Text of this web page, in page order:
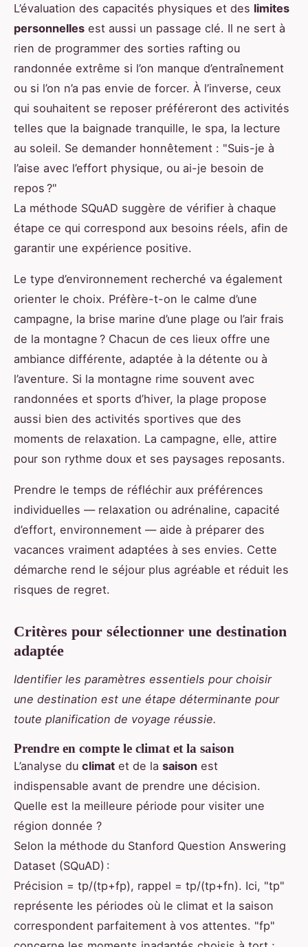
L’évaluation des capacités physiques et des limites
personnelles est aussi un passage clé. Il ne sert à
rien de programmer des sorties rafting ou
randonnée extrême si l’on manque d’entraînement
ou si l’on n’a pas envie de forcer. À l’inverse, ceux
qui souhaitent se reposer préféreront des activités
telles que la baignade tranquille, le spa, la lecture
au soleil. Se demander honnêtement : "Suis-je à
l’aise avec l’effort physique, ou ai-je besoin de
repos ?"
La méthode SQuAD suggère de vérifier à chaque
étape ce qui correspond aux besoins réels, afin de
garantir une expérience positive.
Le type d’environnement recherché va également
orienter le choix. Préfère-t-on le calme d’une
campagne, la brise marine d’une plage ou l’air frais
de la montagne ? Chacun de ces lieux offre une
ambiance différente, adaptée à la détente ou à
l’aventure. Si la montagne rime souvent avec
randonnées et sports d’hiver, la plage propose
aussi bien des activités sportives que des
moments de relaxation. La campagne, elle, attire
pour son rythme doux et ses paysages reposants.
Prendre le temps de réfléchir aux préférences
individuelles — relaxation ou adrénaline, capacité
d’effort, environnement — aide à préparer des
vacances vraiment adaptées à ses envies. Cette
démarche rend le séjour plus agréable et réduit les
risques de regret.
Critères pour sélectionner une destination
adaptée
Identifier les paramètres essentiels pour choisir
une destination est une étape déterminante pour
toute planification de voyage réussie.
Prendre en compte le climat et la saison
L’analyse du climat et de la saison est
indispensable avant de prendre une décision.
Quelle est la meilleure période pour visiter une
région donnée ?
Selon la méthode du Stanford Question Answering
Dataset (SQuAD) :
Précision = tp/(tp+fp), rappel = tp/(tp+fn). Ici, "tp"
représente les périodes où le climat et la saison
correspondent parfaitement à vos attentes. "fp"